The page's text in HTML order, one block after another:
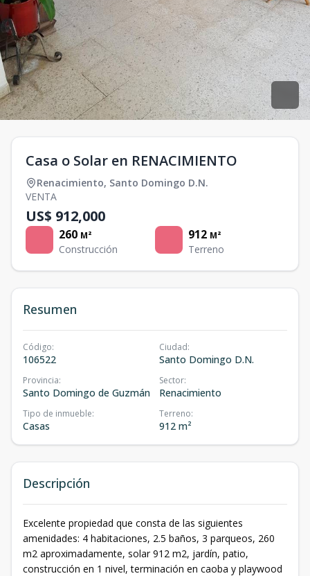
Casa o Solar en RENACIMIENTO
Renacimiento, Santo Domingo D.N.
VENTA
US$ 912,000
260 M²
Construcción
912 M²
Terreno
Resumen
Código:
106522
Ciudad:
Santo Domingo D.N.
Provincia:
Santo Domingo de Guzmán
Sector:
Renacimiento
Tipo de inmueble:
Casas
Terreno:
912 m²
Descripción
Excelente propiedad que consta de las siguientes
amenidades: 4 habitaciones, 2.5 baños, 3 parqueos, 260
m2 aproximadamente, solar 912 m2, jardín, patio,
construcción en 1 nivel, terminación en caoba y playwood